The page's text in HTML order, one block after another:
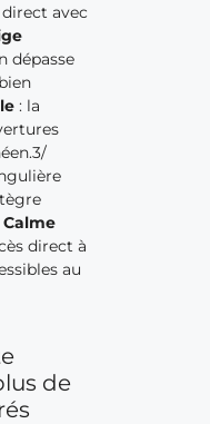
avec
dépasse
: la
Calme
direct à
au
de